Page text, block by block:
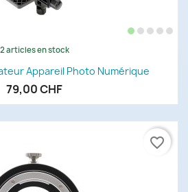
2 articles en stock
Appareil Photo Numérique
79,00 CHF
favorite_border